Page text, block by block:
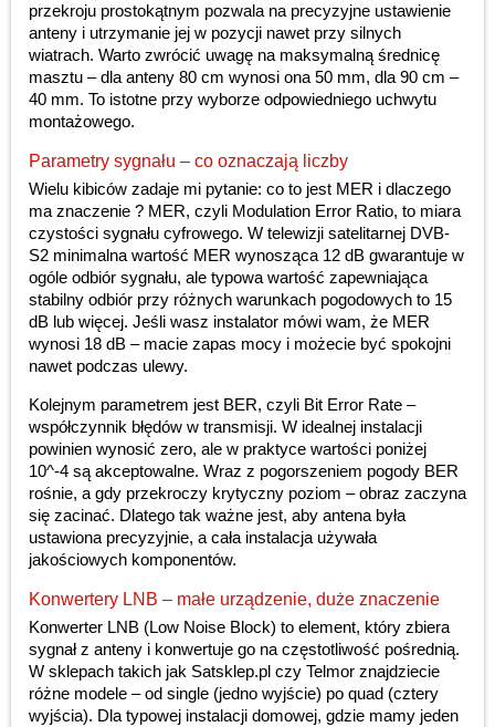
przekroju prostokątnym pozwala na precyzyjne ustawienie
anteny i utrzymanie jej w pozycji nawet przy silnych
wiatrach. Warto zwrócić uwagę na maksymalną średnicę
masztu – dla anteny 80 cm wynosi ona 50 mm, dla 90 cm –
40 mm. To istotne przy wyborze odpowiedniego uchwytu
montażowego.
Parametry sygnału – co oznaczają liczby
Wielu kibiców zadaje mi pytanie: co to jest MER i dlaczego
ma znaczenie ? MER, czyli Modulation Error Ratio, to miara
czystości sygnału cyfrowego. W telewizji satelitarnej DVB-
S2 minimalna wartość MER wynosząca 12 dB gwarantuje w
ogóle odbiór sygnału, ale typowa wartość zapewniająca
stabilny odbiór przy różnych warunkach pogodowych to 15
dB lub więcej. Jeśli wasz instalator mówi wam, że MER
wynosi 18 dB – macie zapas mocy i możecie być spokojni
nawet podczas ulewy.
Kolejnym parametrem jest BER, czyli Bit Error Rate –
współczynnik błędów w transmisji. W idealnej instalacji
powinien wynosić zero, ale w praktyce wartości poniżej
10^-4 są akceptowalne. Wraz z pogorszeniem pogody BER
rośnie, a gdy przekroczy krytyczny poziom – obraz zaczyna
się zacinać. Dlatego tak ważne jest, aby antena była
ustawiona precyzyjnie, a cała instalacja używała
jakościowych komponentów.
Konwertery LNB – małe urządzenie, duże znaczenie
Konwerter LNB (Low Noise Block) to element, który zbiera
sygnał z anteny i konwertuje go na częstotliwość pośrednią.
W sklepach takich jak Satsklep.pl czy Telmor znajdziecie
różne modele – od single (jedno wyjście) po quad (cztery
wyjścia). Dla typowej instalacji domowej, gdzie mamy jeden